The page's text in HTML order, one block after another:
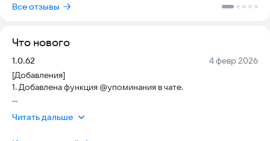
и расширения границ. Чем больше зверей, тем сильнее ваша
【Мутировать зверей】
Контроль над ресурсами и расширение территории
требуют помощи вожаков. Сочетание сильных отрядов
зверей и уникальных вожаков делает ваши войска
неудержимыми на поле битвы, обеспечивая доминирование
над противниками.
Все отзывы
Что нового
Версия:
1.0.62 Дата:
4 февр 2026
[Добавления]
1. Добавлена функция @упоминания в чате.
1. Оптимизировано условие получения наград за участие в
Читать дальше